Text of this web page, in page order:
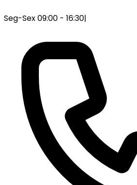
Seg-Sex 09:00 - 16:30|